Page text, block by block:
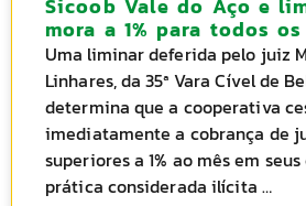
mora a 1% para todos
Uma liminar deferida pelo juiz
Linhares, da 35ª Vara Cível de
determina que a cooperativa
imediatamente a cobrança de
superiores a 1% ao mês em
prática considerada ilícita …